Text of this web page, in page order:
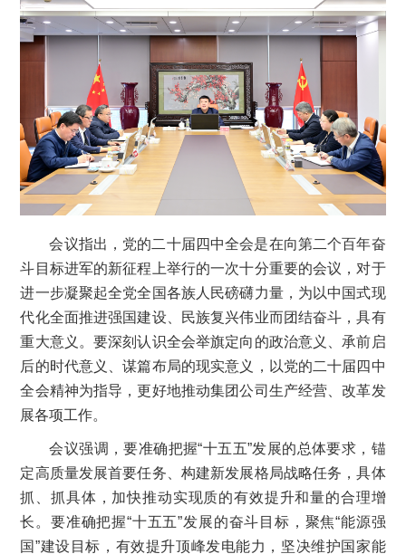
会议指出，党的二十届四中全会是在向第二个百年奋
斗目标进军的新征程上举行的一次十分重要的会议，对于
进一步凝聚起全党全国各族人民磅礴力量，为以中国式现
代化全面推进强国建设、民族复兴伟业而团结奋斗，具有
重大意义。要深刻认识全会举旗定向的政治意义、承前启
后的时代意义、谋篇布局的现实意义，以党的二十届四中
全会精神为指导，更好地推动集团公司生产经营、改革发
展各项工作。
会议强调，要准确把握“十五五”发展的总体要求，锚
定高质量发展首要任务、构建新发展格局战略任务，具体
抓、抓具体，加快推动实现质的有效提升和量的合理增
长。要准确把握“十五五”发展的奋斗目标，聚焦“能源强
国”建设目标，有效提升顶峰发电能力，坚决维护国家能